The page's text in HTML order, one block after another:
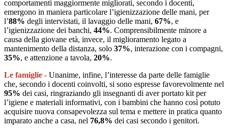
comportamenti maggiormente migliorati, secondo i docenti,
emergono in maniera particolare l’igienizzazione delle mani, per
l’88% degli intervistati, il lavaggio delle mani, 67%, e
l’igienizzazione dei banchi, 44%. Comprensibilmente minore a
causa della giovane età, invece, il miglioramento legato a
mantenimento della distanza, solo 37%, interazione con i compagni,
35%, e attenzione a tavola, 20%.
Le famiglie - Unanime, infine, l’interesse da parte delle famiglie
che, secondo i docenti coinvolti, si sono espresse favorevolmente nel
95% dei casi, ringraziando gli insegnanti di aver portato kit per
l’igiene e materiali informativi, con i bambini che hanno così potuto
acquisire nuova consapevolezza sul tema e mettere in pratica quanto
imparato anche a casa, nel 76,8% dei casi secondo i genitori.